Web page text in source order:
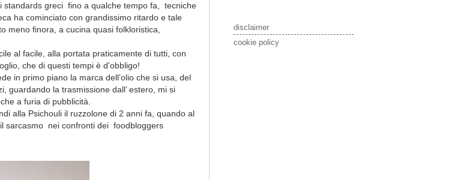
standards greci fino a qualche tempo fa, tecniche
ha cominciato con grandissimo ritardo e tale
meno finora, a cucina quasi folkloristica,
al facile, alla portata praticamente di tutti, con
che di questi tempi è d'obbligo!
in primo piano la marca dell’olio che si usa, del
guardando la trasmissione dall’ estero, mi si
a furia di pubblicità.
alla Psichouli il ruzzolone di 2 anni fa, quando al
sarcasmo nei confronti dei foodbloggers
disclaimer
cookie policy